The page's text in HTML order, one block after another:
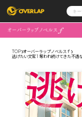
コミックガルド
コミッククリエ
LiQulle
コミックエッセイ
ポケットモンスター
アニメ
ゲーム
企業
会社概要
採用情報
アクセス
オーバーラップホー
TOP オーバーラップノベルスｆ
逃げたい文官 1 奪われ続けてきた不遇